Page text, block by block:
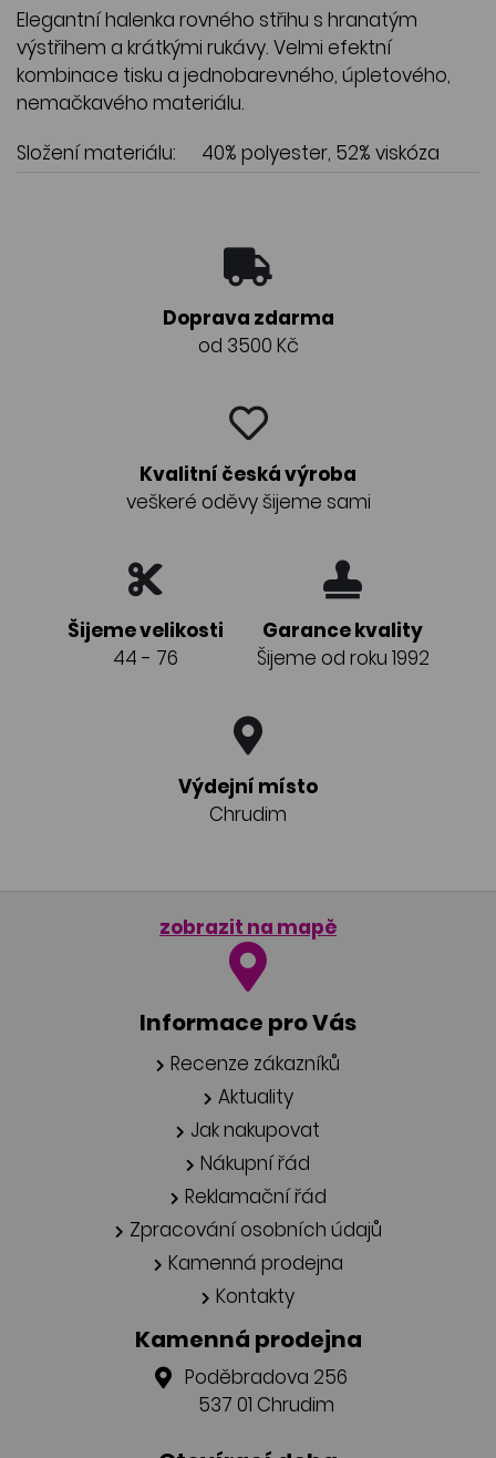
Elegantní halenka rovného střihu s hranatým
výstřihem a krátkými rukávy. Velmi efektní
kombinace tisku a jednobarevného, úpletového,
nemačkavého materiálu.
Složení materiálu:
40% polyester, 52% viskóza
Doprava zdarma
od 3500 Kč
Kvalitní česká výroba
veškeré oděvy šijeme sami
Šijeme velikosti
44 - 76
Garance kvality
Šijeme od roku 1992
Výdejní místo
Chrudim
zobrazit na mapě
Informace pro Vás
Recenze zákazníků
Aktuality
Jak nakupovat
Nákupní řád
Reklamační řád
Zpracování osobních údajů
Kamenná prodejna
Kontakty
Kamenná prodejna
Poděbradova 256
537 01 Chrudim